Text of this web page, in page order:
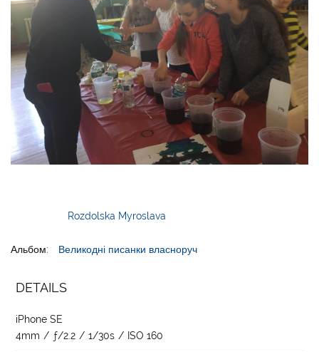
Rozdolska Myroslava
Альбом: Великодні писанки власноруч
DETAILS
iPhone SE
4mm / ƒ/2.2 / 1/30s / ISO 160